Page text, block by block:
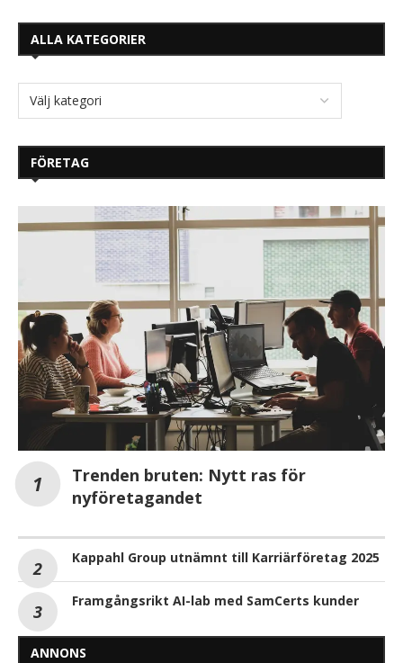
ALLA KATEGORIER
FÖRETAG
Trenden bruten: Nytt ras för
nyföretagandet
Kappahl Group utnämnt till Karriärföretag 2025
Framgångsrikt AI-lab med SamCerts kunder
ANNONS